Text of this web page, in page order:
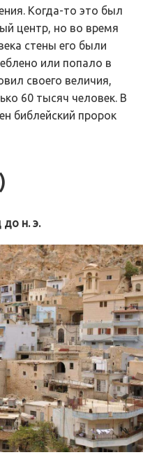
Когда-то это был
центр, но во время
стены его были
или попало в
своего величия,
60 тысяч человек. В
библейский пророк
до н. э.